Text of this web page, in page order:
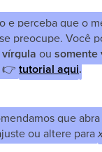
e perceba que o
preocupe. Você
ou somente
👉 tutorial aqui.
que
ou altere para